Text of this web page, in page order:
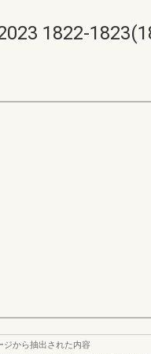
1822-
ジから抽出された内容